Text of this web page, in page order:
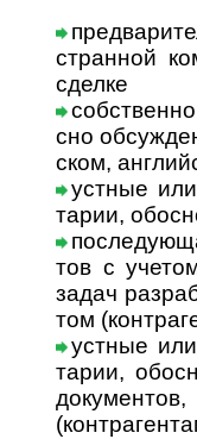
ст­ран­ной
сделке
сно
ском,
устные
та­рии,
тов с
задач
том
устные
та­рии,